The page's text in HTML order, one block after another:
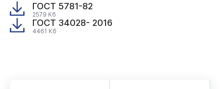
ГОСТ 5781-82
2579 Кб
ГОСТ 34028- 2016
4461 Кб